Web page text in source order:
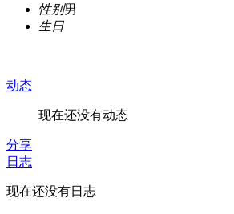
性别男
生日
动态
现在还没有动态
分享
日志
现在还没有日志